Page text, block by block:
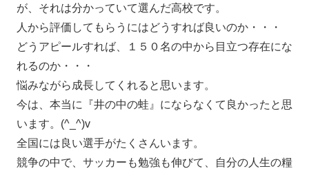
が、それは分かっていて選んだ高校です。
人から評価してもらうにはどうすれば良いのか・・・
どうアピールすれば、１５０名の中から目立つ存在にな
れるのか・・・
悩みながら成長してくれると思います。
今は、本当に『井の中の蛙』にならなくて良かったと思
います。(^_^)v
全国には良い選手がたくさんいます。
競争の中で、サッカーも勉強も伸びて、自分の人生の糧